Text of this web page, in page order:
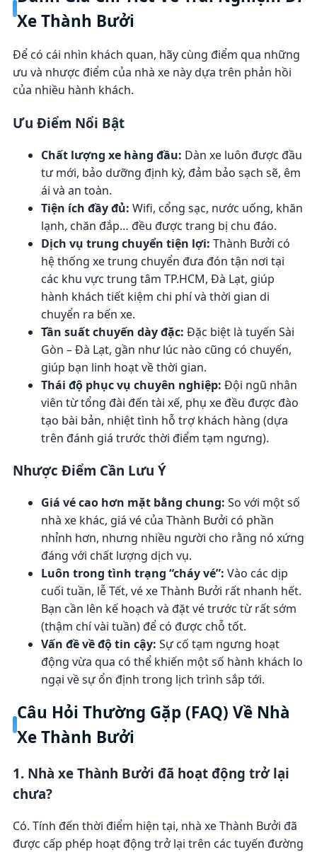
Xe Thành Bưởi
Để có cái nhìn khách quan, hãy cùng điểm qua những
ưu và nhược điểm của nhà xe này dựa trên phản hồi
của nhiều hành khách.
Ưu Điểm Nổi Bật
Chất lượng xe hàng đầu: Dàn xe luôn được đầu
tư mới, bảo dưỡng định kỳ, đảm bảo sạch sẽ, êm
ái và an toàn.
Tiện ích đầy đủ: Wifi, cổng sạc, nước uống, khăn
lạnh, chăn đắp… đều được trang bị chu đáo.
Dịch vụ trung chuyển tiện lợi: Thành Bưởi có
hệ thống xe trung chuyển đưa đón tận nơi tại
các khu vực trung tâm TP.HCM, Đà Lạt, giúp
hành khách tiết kiệm chi phí và thời gian di
chuyển ra bến xe.
Tần suất chuyến dày đặc: Đặc biệt là tuyến Sài
Gòn – Đà Lạt, gần như lúc nào cũng có chuyến,
giúp bạn linh hoạt về thời gian.
Thái độ phục vụ chuyên nghiệp: Đội ngũ nhân
viên từ tổng đài đến tài xế, phụ xe đều được đào
tạo bài bản, nhiệt tình hỗ trợ khách hàng (dựa
trên đánh giá trước thời điểm tạm ngưng).
Nhược Điểm Cần Lưu Ý
Giá vé cao hơn mặt bằng chung: So với một số
nhà xe khác, giá vé của Thành Bưởi có phần
nhỉnh hơn, nhưng nhiều người cho rằng nó xứng
đáng với chất lượng dịch vụ.
Luôn trong tình trạng “cháy vé”: Vào các dịp
cuối tuần, lễ Tết, vé xe Thành Bưởi rất nhanh hết.
Bạn cần lên kế hoạch và đặt vé trước từ rất sớm
(thậm chí vài tuần) để có được chỗ tốt.
Vấn đề về độ tin cậy: Sự cố tạm ngưng hoạt
động vừa qua có thể khiến một số hành khách lo
ngại về sự ổn định trong lịch trình sắp tới.
Câu Hỏi Thường Gặp (FAQ) Về Nhà
Xe Thành Bưởi
1. Nhà xe Thành Bưởi đã hoạt động trở lại
chưa?
Có. Tính đến thời điểm hiện tại, nhà xe Thành Bưởi đã
được cấp phép hoạt động trở lại trên các tuyến đường